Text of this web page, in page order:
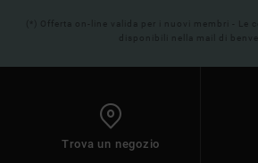
(*) Offerta on-line valida per i nuovi membri - Le
disponibili nella mail di
Trova un negozio